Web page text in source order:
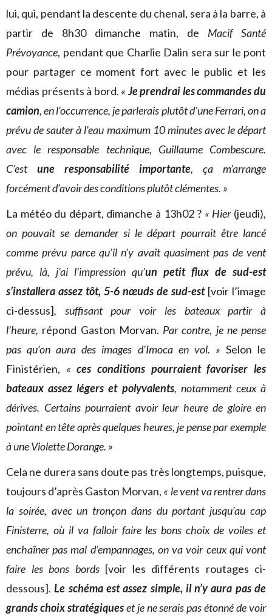
lui, qui, pendant la descente du chenal, sera à la barre, à
partir de 8h30 dimanche matin, de Macif Santé
Prévoyance, pendant que Charlie Dalin sera sur le pont
pour partager ce moment fort avec le public et les
médias présents à bord. « Je prendrai les commandes du
camion, en l’occurrence, je parlerais plutôt d’une Ferrari, on a
prévu de sauter à l’eau maximum 10 minutes avec le départ
avec le responsable technique, Guillaume Combescure.
C’est une responsabilité importante, ça m’arrange
forcément d’avoir des conditions plutôt clémentes. »
La météo du départ, dimanche à 13h02 ? « Hier (jeudi),
on pouvait se demander si le départ pourrait être lancé
comme prévu parce qu’il n’y avait quasiment pas de vent
prévu, là, j’ai l’impression qu’un petit flux de sud-est
s’installera assez tôt, 5-6 nœuds de sud-est [voir l’image
ci-dessus], suffisant pour voir les bateaux partir à
l’heure, répond Gaston Morvan. Par contre, je ne pense
pas qu’on aura des images d’Imoca en vol. » Selon le
Finistérien, «ces conditions pourraient favoriser les
bateaux assez légers et polyvalents, notamment ceux à
dérives. Certains pourraient avoir leur heure de gloire en
pointant en tête après quelques heures, je pense par exemple
à une Violette Dorange. »
Cela ne durera sans doute pas très longtemps, puisque,
toujours d’après Gaston Morvan, « le vent va rentrer dans
la soirée, avec un tronçon dans du portant jusqu’au cap
Finisterre, où il va falloir faire les bons choix de voiles et
enchaîner pas mal d’empannages, on va voir ceux qui vont
faire les bons bords [voir les différents routages ci-
dessous].Le schéma est assez simple, il n’y aura pas de
grands choix stratégiqueset je ne serais pas étonné de voir